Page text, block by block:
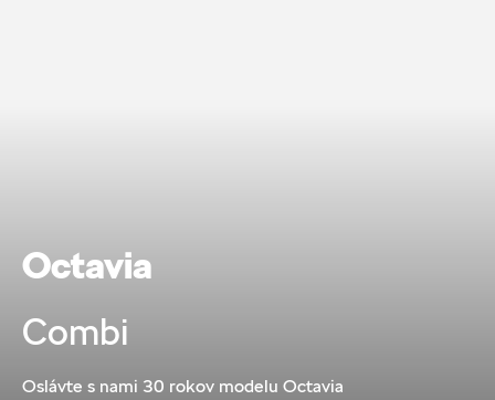
Octavia
Combi
Oslávte s nami 30 rokov modelu Octavia